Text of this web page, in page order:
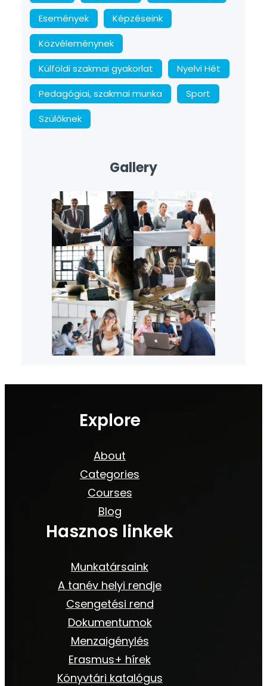
Események
Képzéseink
Közvéleménynek
Külföldi szakmai gyakorlat
Nyelvi Hét
Pedagógiai, szakmai munka
Sport
Szülőknek
Gallery
Explore
About
Categories
Courses
Blog
Hasznos linkek
Munkatársaink
A tanév helyi rendje
Csengetési rend
Dokumentumok
Menzaigénylés
Erasmus+ hírek
Könyvtári katalógus